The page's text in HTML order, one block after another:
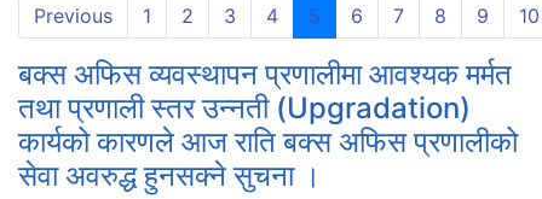
Previous 1 2 3 4 5 (current)
6 7 8 9 10
बक्स अफिस व्यवस्थापन प्रणालीमा आवश्यक मर्मत
तथा प्रणाली स्तर उन्नती (Upgradation)
कार्यको कारणले आज राति बक्स अफिस प्रणालीको
सेवा अवरुद्ध हुनसक्ने सुचना ।